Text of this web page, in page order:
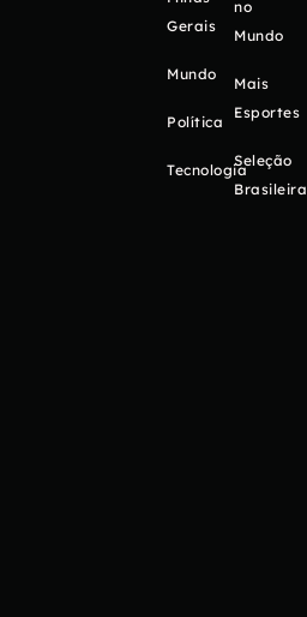
Gerais
Mundo
Política
Tecnologia
no
Mundo
Mais
Esportes
Seleção
Brasileira